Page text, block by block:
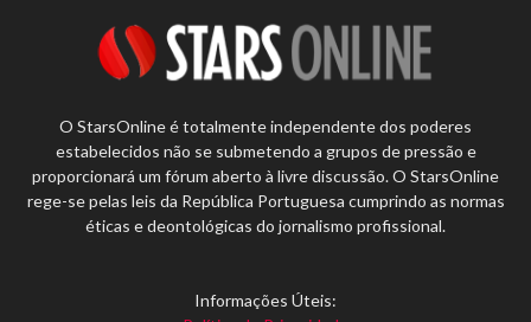
O StarsOnline é totalmente independente dos poderes
estabelecidos não se submetendo a grupos de pressão e
proporcionará um fórum aberto à livre discussão. O StarsOnline
rege-se pelas leis da República Portuguesa cumprindo as normas
éticas e deontológicas do jornalismo profissional.
Informações Úteis: